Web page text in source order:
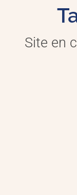
Site en